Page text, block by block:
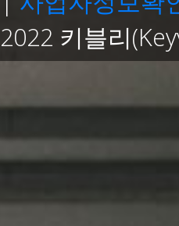
키블리